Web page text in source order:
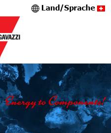
Land/Sprache